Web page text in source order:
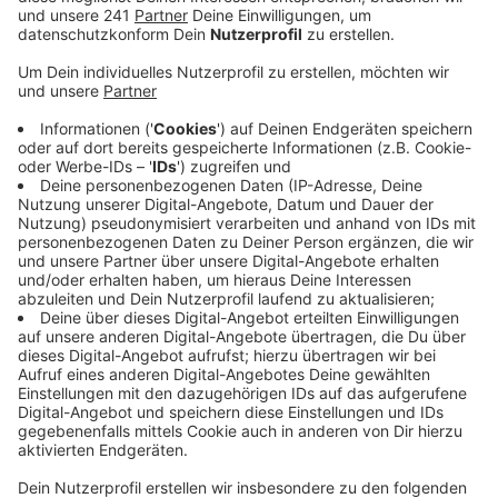
Stadt.
Veröffentlicht:Dienstag, 24.05.2022 06:04
Anzeige
Der Leverkusener Gastro-Sprecher sieht diesen
Vorschlag allerdings kritisch. „Wir haben genau das
schon probiert“, sagt der Leverkusener DEHOGA-
Sprecher. Versuche in dieser Richtung wären bislang
erfolglos geblieben. Erstens, sagt er, weil viele der
Geflüchteten hier keine langfristige Jobperspektive
suchen und schnellstmöglich zurück in die Ukraine
wollen. Und zweitens wäre das ja auch nur eine
temporäre Lösung.
Er wünscht sich stattdessen, dass die Politik für eine
attraktivere Ausbildung im Gastro-Bereich sorgt. Ein